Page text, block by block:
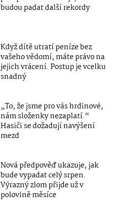
budou padat další rekordy
Když dítě utratí peníze bez
vašeho vědomí, máte právo na
jejich vrácení. Postup je vcelku
snadný
„To, že jsme pro vás hrdinové,
nám složenky nezaplatí.“
Hasiči se dožadují navýšení
mezd
Nová předpověď ukazuje, jak
bude vypadat celý srpen.
Výrazný zlom přijde už v
polovině měsíce